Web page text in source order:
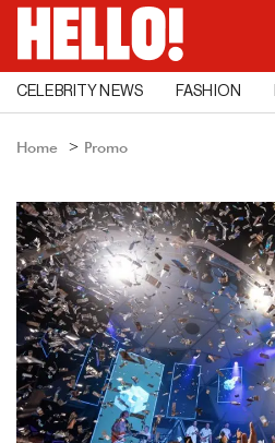
CELEBRITY NEWS FASHION
Home Promo